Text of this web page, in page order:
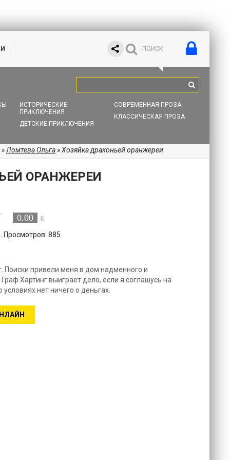
ИСТОРИЧЕСКИЕ
ПРИКЛЮЧЕНИЯ
ДЕТСКИЕ ПРИКЛЮЧЕНИЯ
СОВРЕМЕННАЯ ПРОЗА
КЛАССИЧЕСКАЯ ПРОЗА
»Ломтева Ольга» Хозяйка драконьей оранжереи
ОРАНЖЕРЕИ
0.00 0
Просмотров: 885
привели меня в дом надменного и
Хартинг выиграет дело, если я соглашусь на
нет ничего о деньгах.